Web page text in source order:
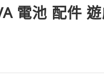
電池 配件